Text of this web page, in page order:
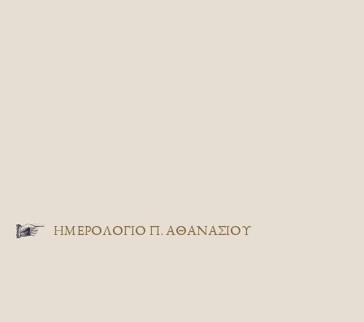
ΗΜΕΡΟΛΟΓΙΟ Π. ΑΘΑΝΑΣΙΟΥ